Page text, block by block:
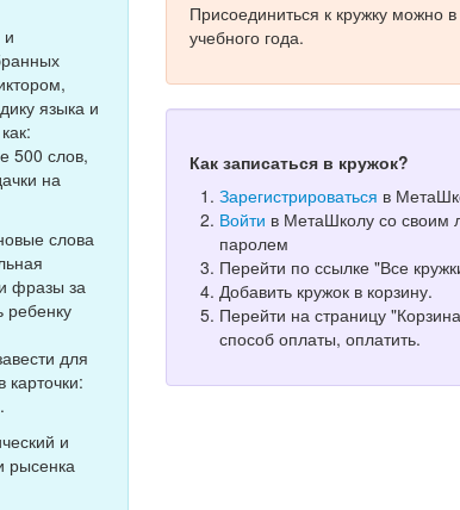
и
языка и
500 слов,
на
слова
фразы за
ребенку
для
и
рысенка
Присоединиться к кружку можно в
учебного года.
Как записаться в кружок?
Зарегистрироваться в
Войти в МетаШколу со своим
паролем
Перейти по ссылке "Все
Добавить кружок в корзину.
Перейти на страницу
способ оплаты, оплатить.